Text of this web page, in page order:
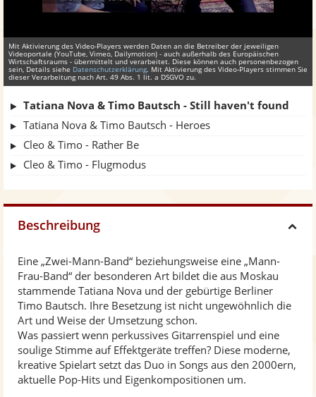
Mit Aktivierung des Video-Players werden Daten an die Betreiber der jeweiligen
Videoportale (YouTube, Vimeo, Dailymotion) - auch außerhalb des Europäischen
Wirtschaftsraums - übermittelt und verarbeitet. Diese können auch personenbezogen
sein, Details siehe Datenschutzerklärung. Mit Aktivierung des Video-Players stimmen Sie
dieser Verarbeitung nach Art. 49 Abs. 1 lit. a DSGVO zu.
Tatiana Nova & Timo Bautsch - Still haven't found
Tatiana Nova & Timo Bautsch - Heroes
Cleo & Timo - Rather Be
Cleo & Timo - Flugmodus
Beschreibung
Eine „Zwei-Mann-Band“ beziehungsweise eine „Mann-
Frau-Band“ der besonderen Art bildet die aus Moskau
stammende Tatiana Nova und der gebürtige Berliner
Timo Bautsch. Ihre Besetzung ist nicht ungewöhnlich die
Art und Weise der Umsetzung schon.
Was passiert wenn perkussives Gitarrenspiel und eine
soulige Stimme auf Effektgeräte treffen? Diese moderne,
kreative Spielart setzt das Duo in Songs aus den 2000ern,
aktuelle Pop-Hits und Eigenkompositionen um.